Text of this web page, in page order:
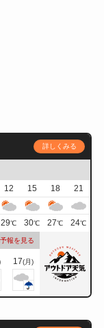
詳しくみる
12 15 18
21
29℃ 30℃ 27℃ 24℃
報を見る
17(月)